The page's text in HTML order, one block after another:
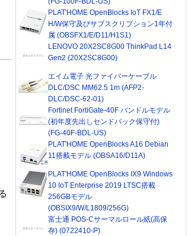
PLAT'HOME OpenBlocks IoT FX1/E
H/W保守及びサブスクリプション1年付
属 (OBSFX1/E/D11/H1S1)
LENOVO 20X2SC8G00 ThinkPad L14
Gen2 (20X2SC8G00)
エイム電子 光ファイバーケーブル
DLC/DSC MM62.5 1m (AFP2-
DLC/DSC-62-01)
Fortinet FortiGate-40F バンドルモデル
(初年度先出しセンドバック保守付)
(FG-40F-BDL-US)
PLAT'HOME OpenBlocks A16 Debian
11搭載モデル (OBSA16/D11A)
PLAT'HOME OpenBlocks IX9 Windows
10 IoT Enterprise 2019 LTSC搭載
256GBモデル
(OBSIX9/W/L1809/256G)
富士通 POS-Cサーマルロール紙(高保
存) (0722410-P)